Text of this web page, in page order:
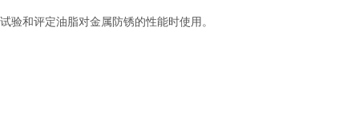
和评定油脂对金属防锈的性能时使用。